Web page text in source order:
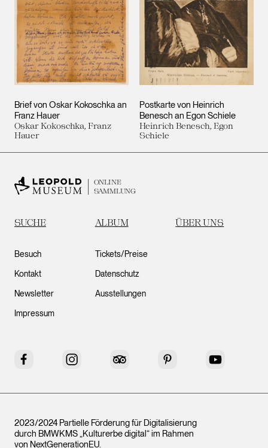
Brief von Oskar Kokoschka an
Franz Hauer
Oskar Kokoschka, Franz
Hauer
Postkarte von Heinrich
Benesch an Egon Schiele
Heinrich Benesch, Egon
Schiele
ONLINE
SAMMLUNG
SUCHE ALBUM ÜBER UNS
Besuch
Kontakt
Newsletter
Impressum
Tickets/Preise
Datenschutz
Ausstellungen
Facebook Instagram Tripadvisor Pinterest YouTube
2023/2024 Partielle Förderung für Digitalisierung
durch BMWKMS „Kulturerbe digital“ im Rahmen
von NextGenerationEU.